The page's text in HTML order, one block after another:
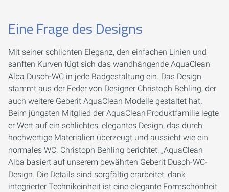
Eine Frage des Designs
Mit seiner schlichten Eleganz, den einfachen Linien und
sanften Kurven fügt sich das wandhängende AquaClean
Alba Dusch-WC in jede Badgestaltung ein. Das Design
stammt aus der Feder von Designer Christoph Behling, der
auch weitere Geberit AquaClean Modelle gestaltet hat.
Beim jüngsten Mitglied der AquaClean Produktfamilie legte
er Wert auf ein schlichtes, elegantes Design, das durch
hochwertige Materialien überzeugt und aussieht wie ein
normales WC. Christoph Behling berichtet: „AquaClean
Alba basiert auf unserem bewährten Geberit Dusch-WC-
Design. Die Details sind sorgfältig erarbeitet, dank
integrierter Technikeinheit ist eine elegante Formschönheit